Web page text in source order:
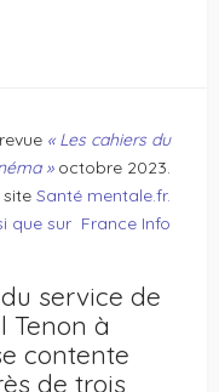
« Les cahiers du
»octobre 2023.
site Santé mentale.fr.
que sur France Info
service de
Tenon à
contente
de trois